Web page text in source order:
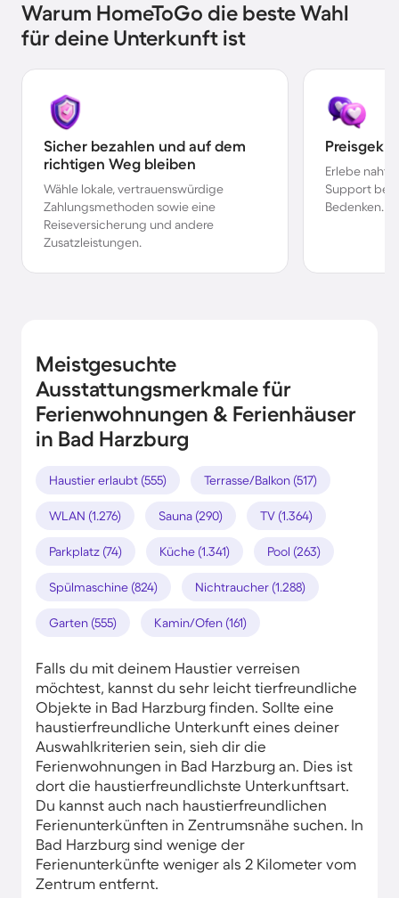
Warum HomeToGo die beste Wahl
für deine Unterkunft ist
Sicher bezahlen und auf dem
richtigen Weg bleiben
Wähle lokale, vertrauenswürdige
Zahlungsmethoden sowie eine
Reiseversicherung und andere
Zusatzleistungen.
Erlebe
Support bei
Bedenken.
Meistgesuchte
Ausstattungsmerkmale für
Ferienwohnungen & Ferienhäuser
in Bad Harzburg
Haustier erlaubt (555) Terrasse/Balkon (517)
WLAN (1.276) Sauna (290) TV (1.364)
Parkplatz (74) Küche (1.341) Pool (263)
Spülmaschine (824) Nichtraucher (1.288)
Garten (555) Kamin/Ofen (161)
Falls du mit deinem Haustier verreisen
möchtest, kannst du sehr leicht tierfreundliche
Objekte in Bad Harzburg finden. Sollte eine
haustierfreundliche Unterkunft eines deiner
Auswahlkriterien sein, sieh dir die
Ferienwohnungen in Bad Harzburg an. Dies ist
dort die haustierfreundlichste Unterkunftsart.
Du kannst auch nach haustierfreundlichen
Ferienunterkünften in Zentrumsnähe suchen. In
Bad Harzburg sind wenige der
Ferienunterkünfte weniger als 2 Kilometer vom
Zentrum entfernt.